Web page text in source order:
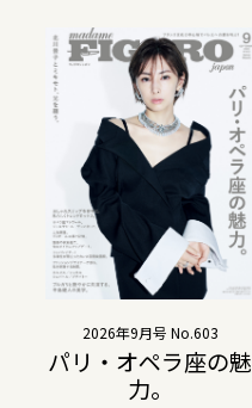
2026年9月号 No.603
パリ・オペラ座の魅
力。